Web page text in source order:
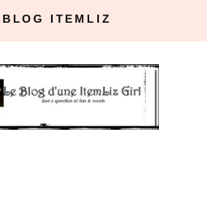
BLOG ITEMLIZ